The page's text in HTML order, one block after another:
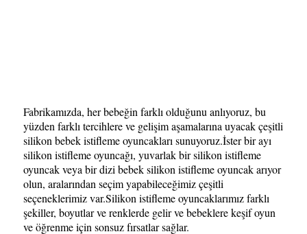
Fabrikamızda, her bebeğin farklı olduğunu anlıyoruz, bu
yüzden farklı tercihlere ve gelişim aşamalarına uyacak çeşitli
silikon bebek istifleme oyuncakları sunuyoruz.İster bir ayı
silikon istifleme oyuncağı, yuvarlak bir silikon istifleme
oyuncak veya bir dizi bebek silikon istifleme oyuncak arıyor
olun, aralarından seçim yapabileceğimiz çeşitli
seçeneklerimiz var.Silikon istifleme oyuncaklarımız farklı
şekiller, boyutlar ve renklerde gelir ve bebeklere keşif oyun
ve öğrenme için sonsuz fırsatlar sağlar.